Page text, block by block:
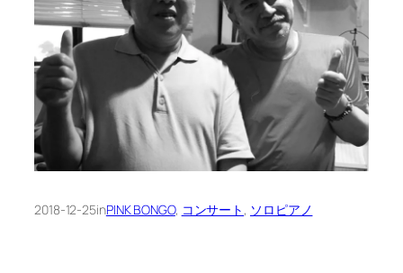
2018-12-25inPINK BONGO, コンサート , ソロピアノ